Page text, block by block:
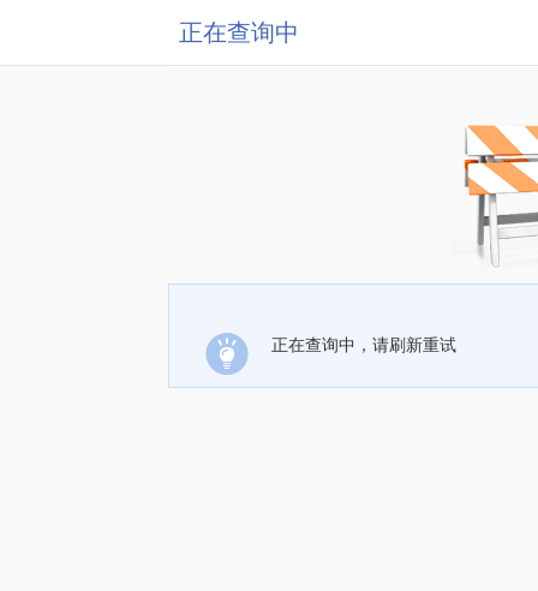
正在查询中
正在查询中，请刷新重试